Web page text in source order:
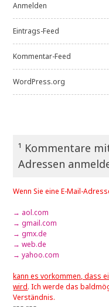
Anmelden
Eintrags-Feed
Kommentar-Feed
WordPress.org
¹ Kommentare
Adressen
Wenn Sie eine E-Mail-
→ aol.com
→ gmail.com
→ gmx.de
→ web.de
→ yahoo.com
kann es vorkommen, dass
wird. Ich werde das
Verständnis.